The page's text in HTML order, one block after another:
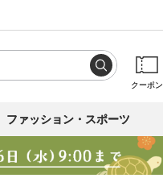
クーポン
ファッション・スポーツ